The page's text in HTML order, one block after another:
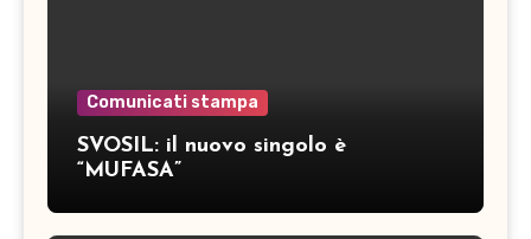
Comunicati stampa
SVOSIL: il nuovo singolo è
“MUFASA”